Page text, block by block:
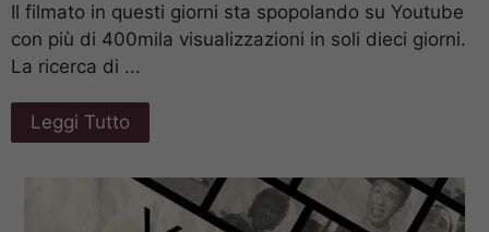
Il filmato in questi giorni sta spopolando su Youtube
con più di 400mila visualizzazioni in soli dieci giorni.
La ricerca di ...
Leggi Tutto